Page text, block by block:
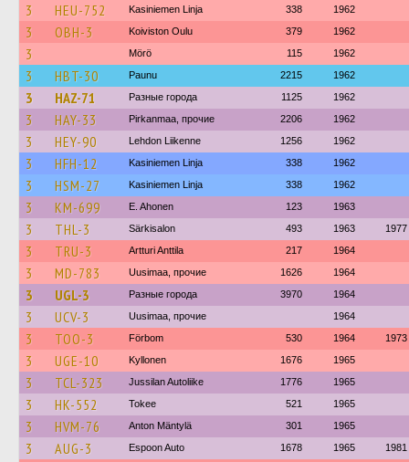
3 HEU-752 Kasiniemen Linja 338 1962
3 OBH-3 Koiviston Oulu 379 1962
3 Mörö 115 1962
3 HBT-30 Paunu 2215 1962
3 HAZ-71 Разные города 1125 1962
3 HAY-33 Pirkanmaa, прочие 2206 1962
3 HEY-90 Lehdon Liikenne 1256 1962
3 HFH-12 Kasiniemen Linja 338 1962
3 HSM-27 Kasiniemen Linja 338 1962
3 KM-699 E. Ahonen 123 1963
3 THL-3 Särkisalon 493 1963 1977
3 TRU-3 Artturi Anttila 217 1964
3 MD-783 Uusimaa, прочие 1626 1964
3 UGL-3 Разные города 3970 1964
3 UCV-3 Uusimaa, прочие 1964
3 TOO-3 Förbom 530 1964 1973
3 UGE-10 Kyllonen 1676 1965
3 TCL-323 Jussilan Autoliike 1776 1965
3 HK-552 Tokee 521 1965
3 HVM-76 Anton Mäntylä 301 1965
3 AUG-3 Espoon Auto 1678 1965 1981